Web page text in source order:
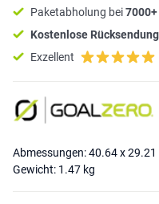
Paketabholung bei7000+
Kostenlose Rücksendung
Exzellent
Abmessungen: 40.64 x
Gewicht: 1.47 kg